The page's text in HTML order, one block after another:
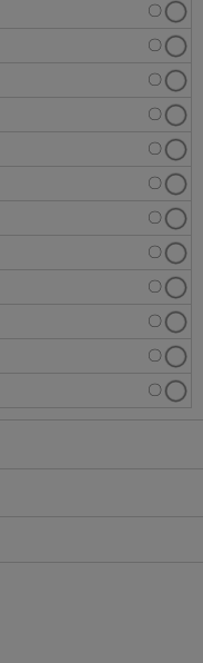
〇
〇
〇
〇
〇
〇
〇
〇
〇
〇
〇
〇